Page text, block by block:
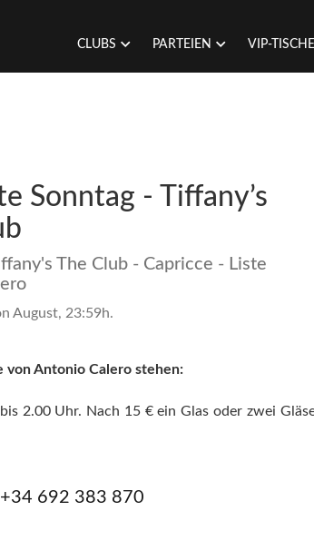
CLUBS PARTEIEN VIP-TISCHE
Sonntag - Tiffany’s
The Club - Capricce - Liste
August, 23:59h.
von Antonio Calero stehen:
2.00 Uhr. Nach 15 € ein Glas oder zwei
+34 692 383 870